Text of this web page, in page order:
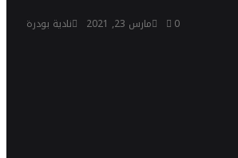
نادية بودرة مارس 23, 2021 0